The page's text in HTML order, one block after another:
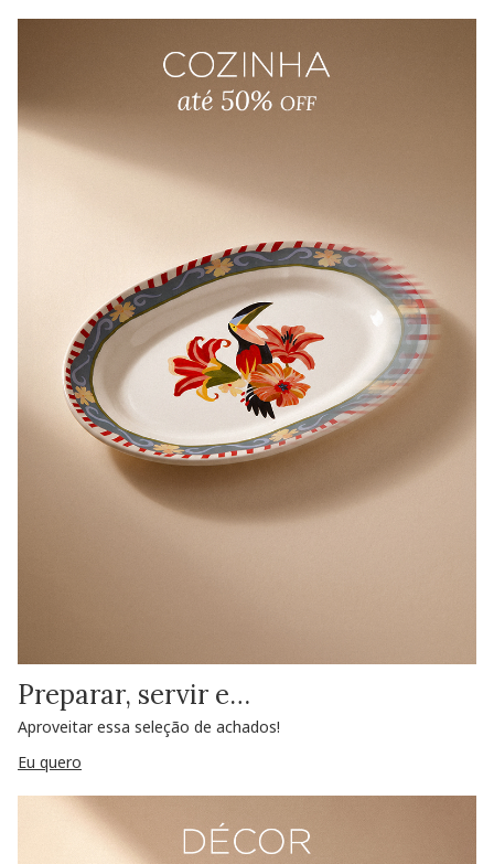
Preparar, servir e…
Aproveitar essa seleção de achados!
Eu quero